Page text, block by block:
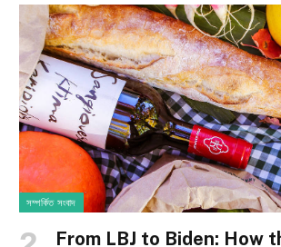
সম্পর্কিত সংবাদ
From LBJ to Biden: How